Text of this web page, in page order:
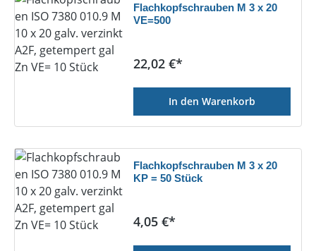
Flachkopfschrauben M 3 x 20
VE=500
Regulärer Preis:
22,02 €*
In den Warenkorb
Flachkopfschrauben M 3 x 20
KP = 50 Stück
Regulärer Preis:
4,05 €*